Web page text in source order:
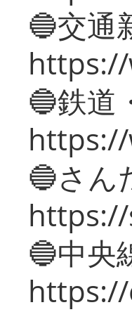
🔵交通
🔵鉄道
🔵さん
🔵中央